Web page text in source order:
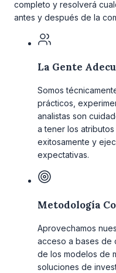
completo y resolverá
antes y después de la
La Gente
Somos
prácticos,
analistas son
a tener los
exitosamente y
expectativas.
Metodología
Aprovechamos
acceso a bases de
de los modelos de
soluciones de